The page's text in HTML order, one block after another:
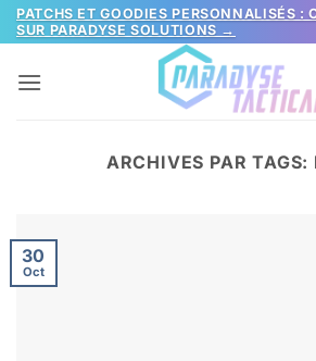
Passer
au
PATCHS ET GOODIES PERSONNALISÉS :
SUR PARADYSE SOLUTIONS →
ARCHIVES PAR TAGS:
30
Oct